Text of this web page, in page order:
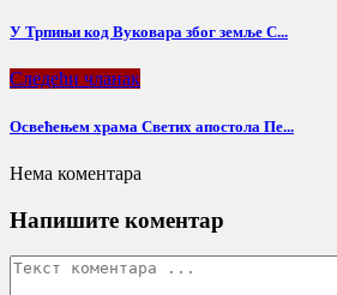
У Трпињи код Вуковара због земље С...
Следећи чланак
Освећењем храма Светих апостола Пе...
Нема коментара
Напишите коментар